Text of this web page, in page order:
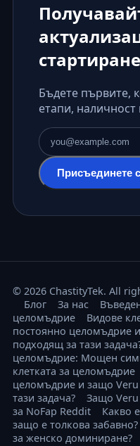
стартиране
Бъдете първите,
етапи, наличност
Имейл адрес
Присъединете
© 2026 ChastityTek. All
Блог
За нас
целомъдрие
Видове
постоянно целомъдрие
подходящ за тази
целомъдрие: Мощен
клетката за целомъдрие
целомъдрие и защо
тази задача?
Защо Veru
за NoFap Reddit
Какво
защо е толкова забавно?
за женско доминиране?